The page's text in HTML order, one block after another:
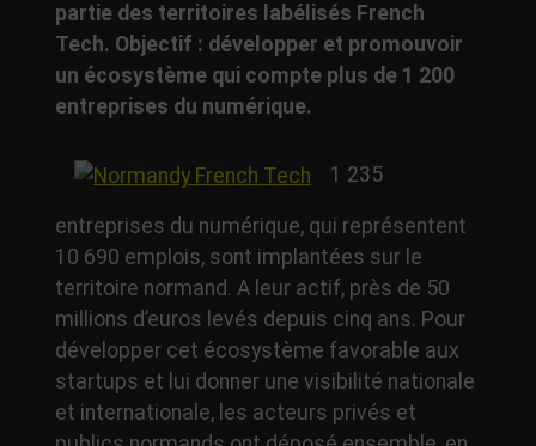
partie des territoires labélisés French
Tech. Objectif : développer et promouvoir
un écosystème qui compte plus de 1 200
entreprises du numérique.
1 235
entreprises du numérique, qui représentent
10 690 emplois, sont implantées sur le
territoire normand. A leur actif, près de 50
millions d’euros levés depuis cinq ans. Pour
développer cet écosystème favorable aux
startups et lui donner une visibilité nationale
et internationale, les acteurs privés et